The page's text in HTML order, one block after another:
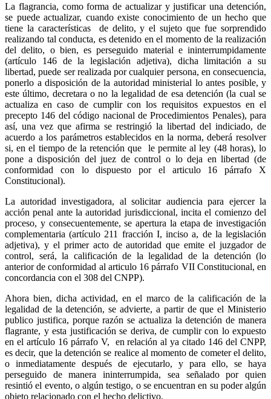
Facebook
Twitter
Whatsapp
Linkedin
La flagrancia, como forma de actualizar y justificar una detención,
se puede actualizar, cuando existe conocimiento de un hecho que
tiene la características de delito, y el sujeto que fue sorprendido
realizando tal conducta, es detenido en el momento de la realización
del delito, o bien, es perseguido material e ininterrumpidamente
(artículo 146 de la legislación adjetiva), dicha limitación a su
libertad, puede ser realizada por cualquier persona, en consecuencia,
ponerlo a disposición de la autoridad ministerial lo antes posible, y
este último, decretara o no la legalidad de esa detención (la cual se
actualiza en caso de cumplir con los requisitos expuestos en el
precepto 146 del código nacional de Procedimientos Penales), para
así, una vez que afirma se restringió la libertad del indiciado, de
acuerdo a los parámetros establecidos en la norma, deberá resolver
si, en el tiempo de la retención que le permite al ley (48 horas), lo
pone a disposición del juez de control o lo deja en libertad (de
conformidad con lo dispuesto por el articulo 16 párrafo X
Constitucional).
La autoridad investigadora, al solicitar audiencia para ejercer la
acción penal ante la autoridad jurisdiccional, incita el comienzo del
proceso, y consecuentemente, se apertura la etapa de investigación
complementaria (artículo 211 fracción I, inciso a, de la legislación
adjetiva), y el primer acto de autoridad que emite el juzgador de
control, será, la calificación de la legalidad de la detención (lo
anterior de conformidad al articulo 16 párrafo VII Constitucional, en
concordancia con el 308 del CNPP).
Ahora bien, dicha actividad, en el marco de la calificación de la
legalidad de la detención, se advierte, a partir de que el Ministerio
publico justifica, porque razón se actualiza la detención de manera
flagrante, y esta justificación se deriva, de cumplir con lo expuesto
en el artículo 16 párrafo V, en relación al ya citado 146 del CNPP,
es decir, que la detención se realice al momento de cometer el delito,
o inmediatamente después de ejecutarlo, y para ello, se haya
perseguido de manera ininterrumpida, sea señalado por quien
resintió el evento, o algún testigo, o se encuentran en su poder algún
objeto relacionado con el hecho delictivo.